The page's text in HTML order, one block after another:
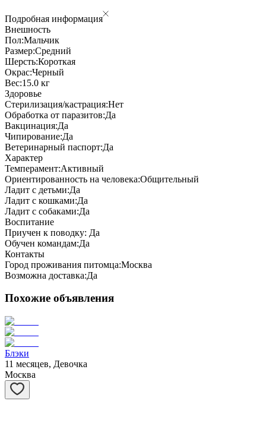
Подробная информация
Внешность
Пол:Мальчик
Размер:Средний
Шерсть:Короткая
Окрас:Черный
Вес:15.0 кг
Здоровье
Стерилизация/кастрация:Нет
Обработка от паразитов:Да
Вакцинация:Да
Чипирование:Да
Ветеринарный паспорт:Да
Характер
Темперамент:Активный
Ориентированность на человека:Общительный
Ладит с детьми:Да
Ладит с кошками:Да
Ладит с собаками:Да
Воспитание
Приучен к поводку: Да
Обучен командам:Да
Контакты
Город проживания питомца:Москва
Возможна доставка:Да
Похожие объявления
Блэки
11 месяцев, Девочка
Москва